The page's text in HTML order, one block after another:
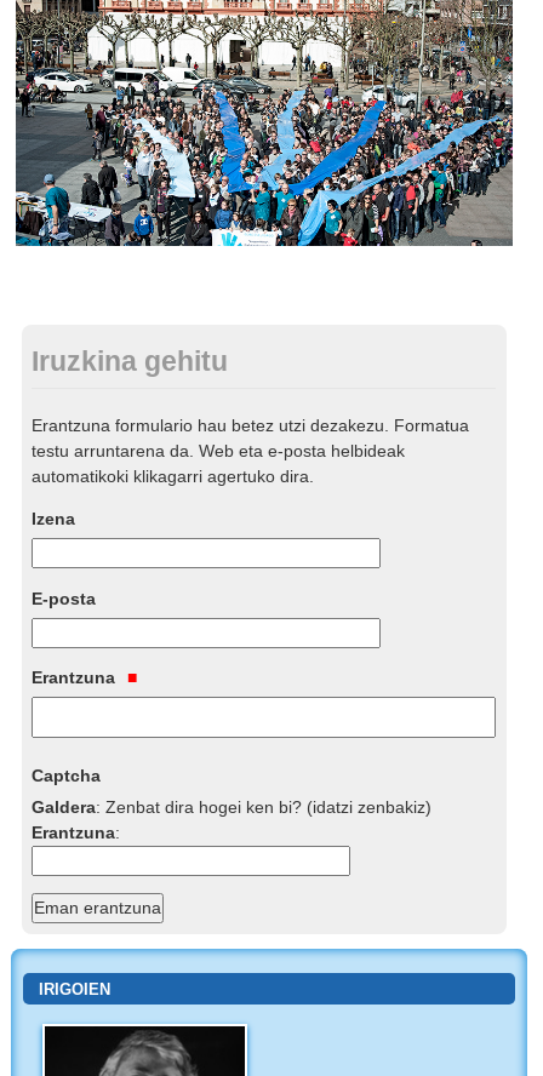
Iruzkina gehitu
Erantzuna formulario hau betez utzi dezakezu. Formatua
testu arruntarena da. Web eta e-posta helbideak
automatikoki klikagarri agertuko dira.
Izena
E-posta
Erantzuna
Captcha
Galdera:Zenbat dira hogei ken bi? (idatzi zenbakiz)
Erantzuna:
IRIGOIEN